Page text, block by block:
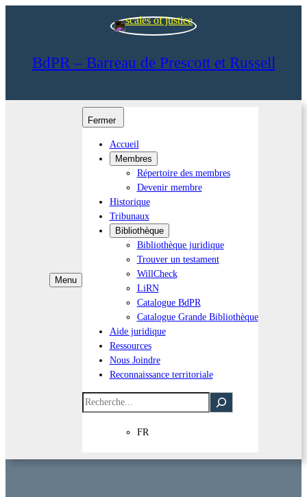
BdPR – Barreau de Prescott et Russell
Menu
Fermer
Accueil
Membres
Répertoire des membres
Devenir membre
Historique
Tribunaux
Bibliothèque
Bibliothèque juridique
Trouver un testament
WillCheck
LiRN
Catalogue BdPR
Catalogue Grande Bibliothèque
Aide juridique
Ressources
Nous Joindre
Reconnaissance territoriale
Recherche
FR